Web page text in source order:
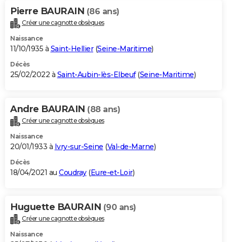
Pierre BAURAIN (86 ans)
Créer une cagnotte obsèques
Naissance
11/10/1935 à Saint-Hellier(Seine-Maritime)
Décès
25/02/2022 à Saint-Aubin-lès-Elbeuf(Seine-Maritime)
Andre BAURAIN (88 ans)
Créer une cagnotte obsèques
Naissance
20/01/1933 à Ivry-sur-Seine (Val-de-Marne)
Décès
18/04/2021 au Coudray(Eure-et-Loir)
Huguette BAURAIN (90 ans)
Créer une cagnotte obsèques
Naissance